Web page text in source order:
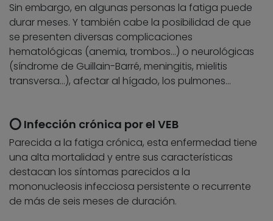
Sin embargo, en algunas personas la fatiga puede
durar meses. Y también cabe la posibilidad de que
se presenten diversas complicaciones
hematológicas (anemia, trombos…) o neurológicas
(síndrome de Guillain-Barré, meningitis, mielitis
transversa…), afectar al hígado, los pulmones…
⭕ Infección crónica por el VEB
Parecida a la fatiga crónica, esta enfermedad tiene
una alta mortalidad y entre sus características
destacan los síntomas parecidos a la
mononucleosis infecciosa persistente o recurrente
de más de seis meses de duración.